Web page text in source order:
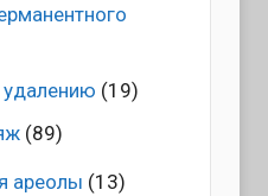
удалению (19)
(89)
ареолы (13)